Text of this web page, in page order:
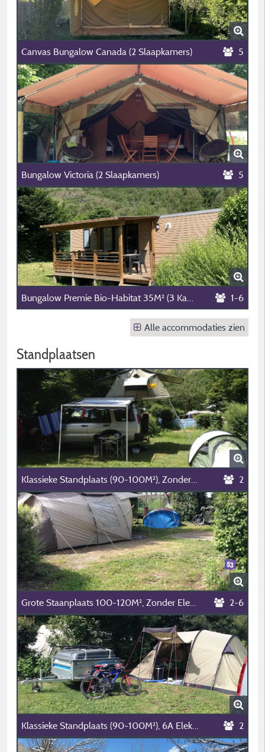
Canvas Bungalow Canada (2 Slaapkamers) 5
Bungalow Victoria (2 Slaapkamers) 5
Bungalow Premie Bio-Habitat 35M² (3 Kamers) 1-6
Alle accommodaties zien
Standplaatsen
Klassieke Standplaats (90-100M²), Zonder Elektriciteit (1 Installatie/1 Auto/Geen Elektriciteit) 2
Grote Staanplaats 100-120M², Zonder Elektriciteit (1 Installatie/1 Auto/Geen Elektriciteit) 2-6
Klassieke Standplaats (90-100M²), 6A Elektriciteit (1 Installatie/1 Auto/6A Elektriciteit)+Aansluiting 2